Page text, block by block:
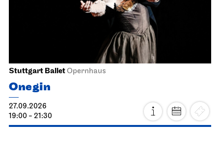
Stuttgart BalletOpernhaus
Onegin
27.09.2026
19:00 - 21:30